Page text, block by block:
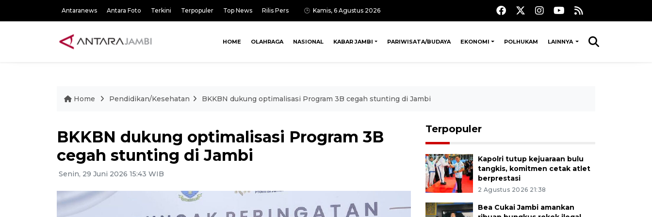
Antaranews Antara Foto Terkini Terpopuler Top News Rilis Pers Kamis, 6 Agustus 2026
HOME OLAHRAGA NASIONAL KABAR JAMBI PARIWISATA/BUDAYA EKONOMI POLHUKAM LAINNYA
Home Pendidikan/Kesehatan BKKBN dukung optimalisasi Program 3B cegah stunting di Jambi
BKKBN dukung optimalisasi Program 3B
cegah stunting di Jambi
Senin, 29 Juni 2026 15:43 WIB
Terpopuler
Kapolri tutup kejuaraan bulu
tangkis, komitmen cetak atlet
berprestasi
2 Agustus 2026 21:38
Bea Cukai Jambi amankan